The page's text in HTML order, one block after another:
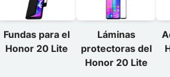
Fundas para el
Honor 20 Lite
Láminas
protectoras del
Honor 20 Lite